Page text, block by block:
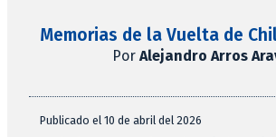
Memorias de la Vuelta de
Por Alejandro Arros
Publicado el 10 de abril del 2026